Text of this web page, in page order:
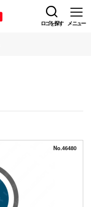
ロゴを探す メニュー
No.46480